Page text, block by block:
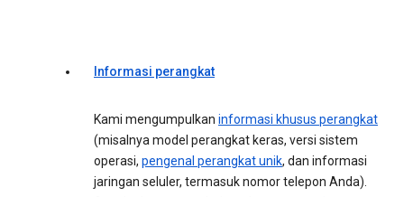
Informasi perangkat
Kami mengumpulkan informasi khusus perangkat
(misalnya model perangkat keras, versi sistem
operasi, pengenal perangkat unik, dan informasi
jaringan seluler, termasuk nomor telepon Anda).